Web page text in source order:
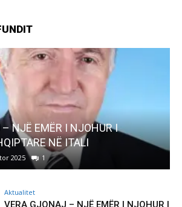
AKTUALITET
Pregaditi Gjin Musa-
Gjin Musa
Aktualitet
VERA GJONAJ – NJË EMËR I NJOHUR I